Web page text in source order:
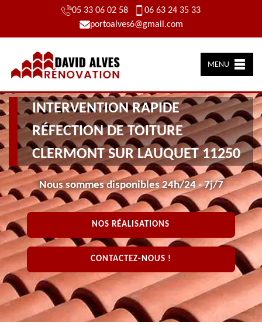
05 33 06 02 58
06 63 24 35 33
portoalves6@gmail.com
MENU
INTERVENTION RAPIDE
RÉFECTION DE TOITURE
CLERMONT SUR LAUQUET 11250
Nous sommes disponibles 24h/24 - 7j/7
NOS RÉALISATIONS
CONTACTEZ-NOUS !